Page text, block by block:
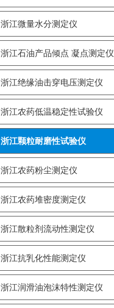
浙江微量水分测定仪
浙江石油产品倾点 凝点测定仪
浙江绝缘油击穿电压测定仪
浙江农药低温稳定性试验仪
浙江颗粒耐磨性试验仪
浙江农药粉尘测定仪
浙江农药堆密度测定仪
浙江散粒剂流动性测定仪
浙江抗乳化性能测定仪
浙江润滑油泡沫特性测定仪